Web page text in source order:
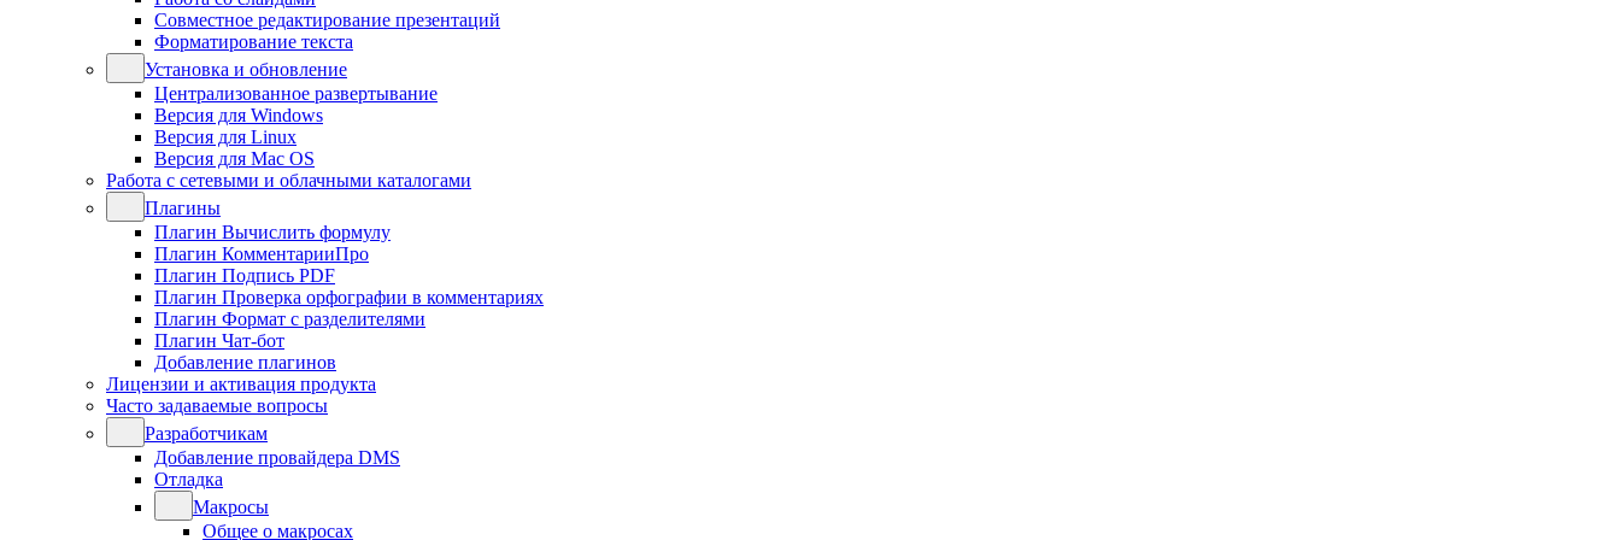
Совместное редактирование презентаций
Форматирование текста
Установка и обновление
Централизованное развертывание
Версия для Windows
Версия для Linux
Версия для Mac OS
Работа с сетевыми и облачными каталогами
Плагины
Плагин Вычислить формулу
Плагин КомментарииПро
Плагин Подпись PDF
Плагин Проверка орфографии в комментариях
Плагин Формат с разделителями
Плагин Чат-бот
Добавление плагинов
Лицензии и активация продукта
Часто задаваемые вопросы
Разработчикам
Добавление провайдера DMS
Отладка
Макросы
Общее о макросах